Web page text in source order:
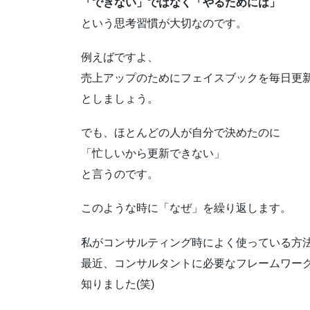
「できない」ではなく「やるためには」
という思考習慣が大切なのです。
例えばですよ、
売上アップのためにフェイスブックを毎日更
としましょう。
でも、ほとんどの人が自分で決めたのに
「忙しいから更新できない」
と言うのです。
このような時に「なぜ」を繰り返します。
私がコンサルティング時によく使っている方
最近、コンサルタントに必要なフレームワー
知りました(笑)